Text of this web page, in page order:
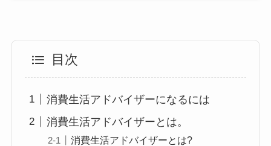
目次
消費生活アドバイザーになるには
消費生活アドバイザーとは。
消費生活アドバイザーとは?